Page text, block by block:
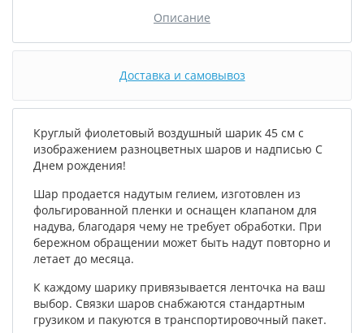
Описание
Доставка и самовывоз
Круглый фиолетовый воздушный шарик 45 см с
изображением разноцветных шаров и надписью С
Днем рождения!
Шар продается надутым гелием, изготовлен из
фольгированной пленки и оснащен клапаном для
надува, благодаря чему не требует обработки. При
бережном обращении может быть надут повторно и
летает до месяца.
К каждому шарику привязывается ленточка на ваш
выбор. Связки шаров снабжаются стандартным
грузиком и пакуются в транспортировочный пакет.